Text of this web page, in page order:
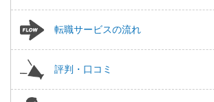
転職サービスの流れ
評判・口コミ